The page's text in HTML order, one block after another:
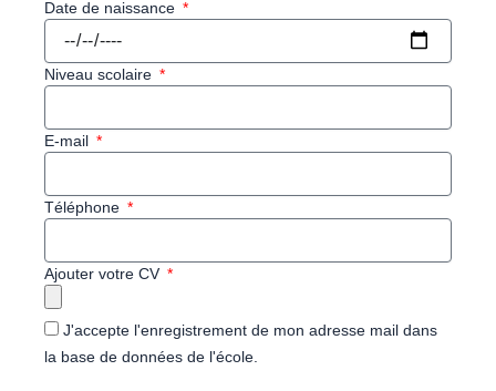
Date de naissance
Niveau scolaire
E-mail
Téléphone
Ajouter votre CV
J'accepte l'enregistrement de mon adresse mail dans
la base de données de l'école.